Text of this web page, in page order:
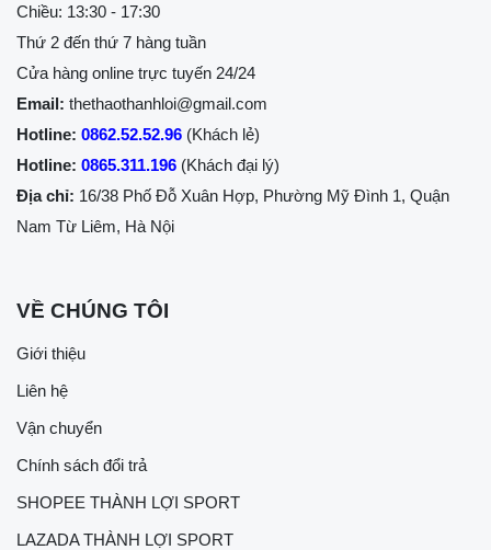
Chiều: 13:30 - 17:30
Thứ 2 đến thứ 7 hàng tuần
Cửa hàng online trực tuyến 24/24
Email: thethaothanhloi@gmail.com
Hotline: 0862.52.52.96 (Khách lẻ)
Hotline: 0865.311.196 (Khách đại lý)
Địa chỉ: 16/38 Phố Đỗ Xuân Hợp, Phường Mỹ Đình 1, Quận
Nam Từ Liêm, Hà Nội
VỀ CHÚNG TÔI
Giới thiệu
Liên hệ
Vận chuyển
Chính sách đổi trả
SHOPEE THÀNH LỢI SPORT
LAZADA THÀNH LỢI SPORT